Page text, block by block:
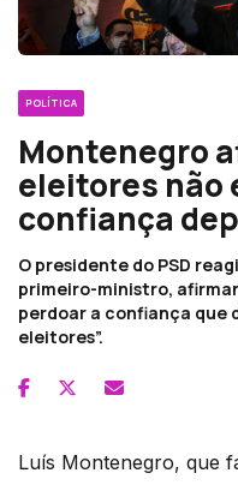
POLÍTICA
Montenegro
eleitores não
confiança
O presidente do PSD
primeiro-ministro,
perdoar a confiança que
eleitores”.
Luís Montenegro, que